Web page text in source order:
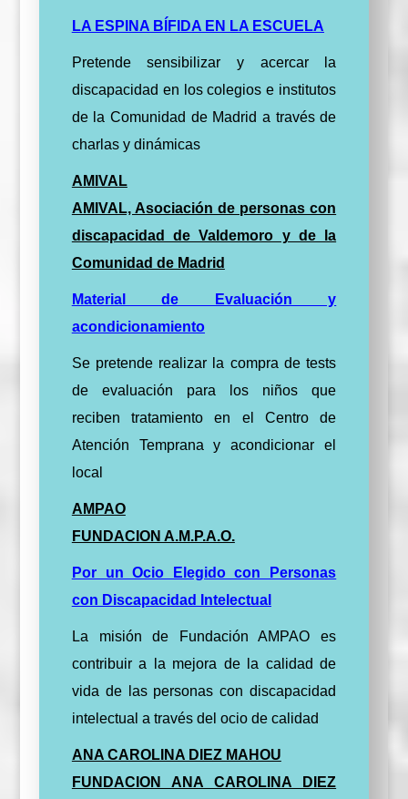
LA ESPINA BÍFIDA EN LA ESCUELA
Pretende sensibilizar y acercar la
discapacidad en los colegios e institutos
de la Comunidad de Madrid a través de
charlas y dinámicas
AMIVAL
AMIVAL, Asociación de personas con
discapacidad de Valdemoro y de la
Comunidad de Madrid
Material de Evaluación y
acondicionamiento
Se pretende realizar la compra de tests
de evaluación para los niños que
reciben tratamiento en el Centro de
Atención Temprana y acondicionar el
local
AMPAO
FUNDACION A.M.P.A.O.
Por un Ocio Elegido con Personas
con Discapacidad Intelectual
La misión de Fundación AMPAO es
contribuir a la mejora de la calidad de
vida de las personas con discapacidad
intelectual a través del ocio de calidad
ANA CAROLINA DIEZ MAHOU
FUNDACION ANA CAROLINA DIEZ